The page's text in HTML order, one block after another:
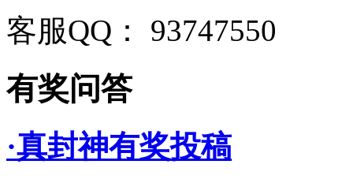
客服QQ： 93747550
有奖问答
·真封神有奖投稿